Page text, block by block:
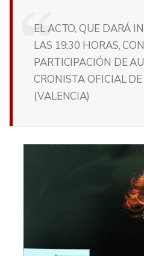
EL ACTO, QUE DARÁ
LAS 19:30 HORAS,
PARTICIPACIÓN DE
CRONISTA OFICIAL
(VALENCIA)